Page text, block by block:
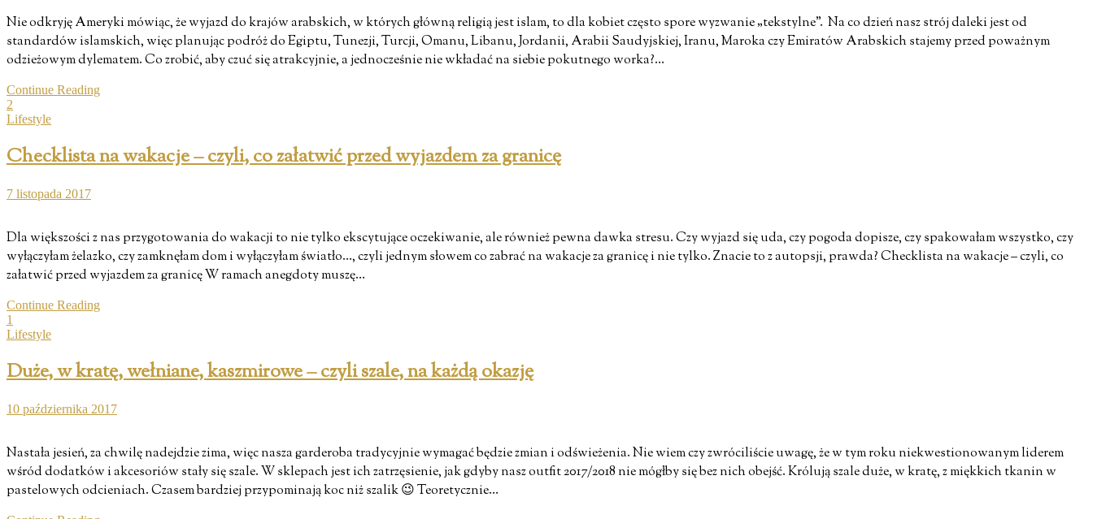
Nie odkryję Ameryki mówiąc, że wyjazd do krajów arabskich, w których główną religią jest islam, to dla kobiet często spore wyzwanie „tekstylne”. Na co dzień nasz strój daleki jest od
standardów islamskich, więc planując podróż do Egiptu, Tunezji, Turcji, Omanu, Libanu, Jordanii, Arabii Saudyjskiej, Iranu, Maroka czy Emiratów Arabskich stajemy przed poważnym
odzieżowym dylematem. Co zrobić, aby czuć się atrakcyjnie, a jednocześnie nie wkładać na siebie pokutnego worka?…
Continue Reading
2
Lifestyle
Checklista na wakacje – czyli, co załatwić przed wyjazdem za granicę
7 listopada 2017
Dla większości z nas przygotowania do wakacji to nie tylko ekscytujące oczekiwanie, ale również pewna dawka stresu. Czy wyjazd się uda, czy pogoda dopisze, czy spakowałam wszystko, czy
wyłączyłam żelazko, czy zamknęłam dom i wyłączyłam światło…, czyli jednym słowem co zabrać na wakacje za granicę i nie tylko. Znacie to z autopsji, prawda? Checklista na wakacje – czyli, co
załatwić przed wyjazdem za granicę W ramach anegdoty muszę…
Continue Reading
1
Lifestyle
Duże, w kratę, wełniane, kaszmirowe – czyli szale, na każdą okazję
10 października 2017
Nastała jesień, za chwilę nadejdzie zima, więc nasza garderoba tradycyjnie wymagać będzie zmian i odświeżenia. Nie wiem czy zwróciliście uwagę, że w tym roku niekwestionowanym liderem
wśród dodatków i akcesoriów stały się szale. W sklepach jest ich zatrzęsienie, jak gdyby nasz outfit 2017/2018 nie mógłby się bez nich obejść. Królują szale duże, w kratę, z miękkich tkanin w
pastelowych odcieniach. Czasem bardziej przypominają koc niż szalik 😉 Teoretycznie…